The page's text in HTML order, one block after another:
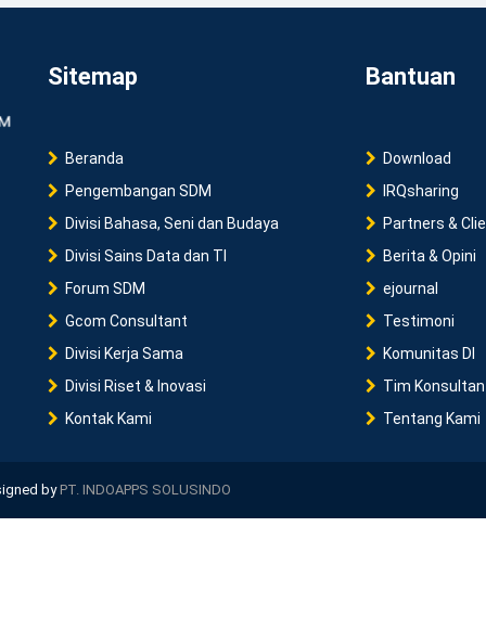
Sitemap
Beranda
Pengembangan SDM
Divisi Bahasa, Seni dan Budaya
Divisi Sains Data dan TI
Forum SDM
Gcom Consultant
Divisi Kerja Sama
Divisi Riset & Inovasi
Kontak Kami
Bantuan
Download
IRQsharing
Partners &
Berita & Opini
ejournal
Testimoni
Komunitas DI
Tim Konsultan
Tentang Kami
byPT. INDOAPPS SOLUSINDO